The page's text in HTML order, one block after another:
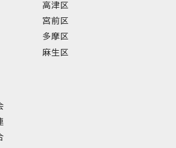
高津区
宮前区
多摩区
麻生区